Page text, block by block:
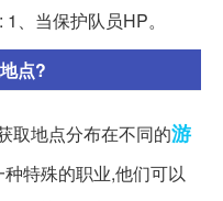
、当保护队员HP。
点?
取地点分布在不同的游
特殊的职业,他们可以